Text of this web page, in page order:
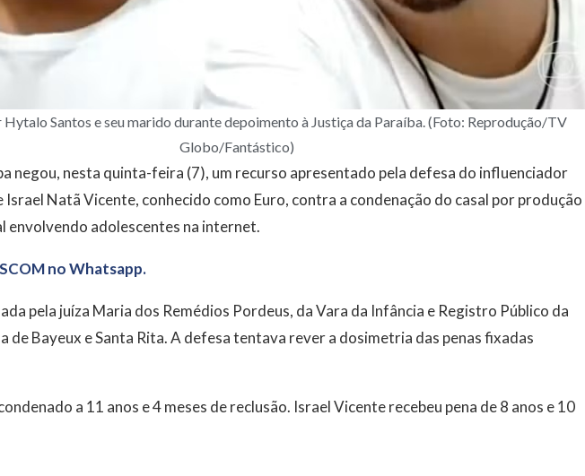
Santos e seu marido durante depoimento à Justiça da Paraíba. (Foto: Reprodução/TV
Globo/Fantástico)
negou, nesta quinta-feira (7), um recurso apresentado pela defesa do influenciador
Israel Natã Vicente, conhecido como Euro, contra a condenação do casal por produção
envolvendo adolescentes na internet.
no Whatsapp.
pela juíza Maria dos Remédios Pordeus, da Vara da Infância e Registro Público da
de Bayeux e Santa Rita. A defesa tentava rever a dosimetria das penas fixadas
a 11 anos e 4 meses de reclusão. Israel Vicente recebeu pena de 8 anos e 10